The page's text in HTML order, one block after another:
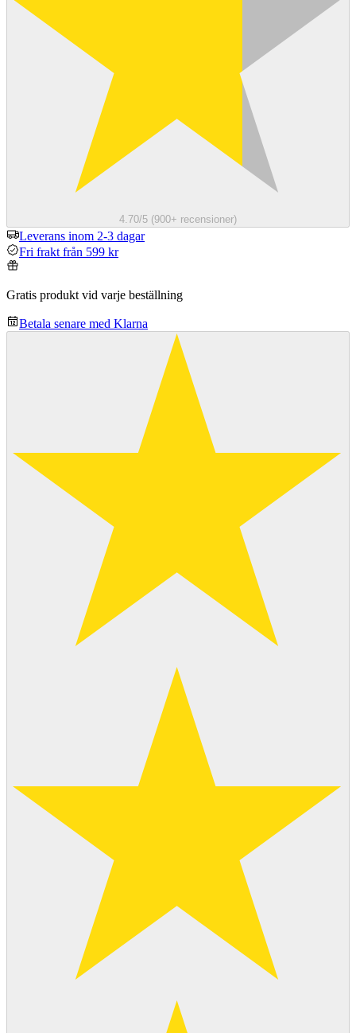
4.70/5 (900+ recensioner)
Leverans inom 2-3 dagar
Fri frakt från 599 kr
Gratis produkt vid varje beställning
Betala senare med Klarna